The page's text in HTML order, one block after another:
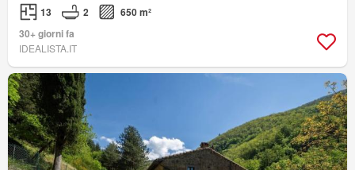
13 2
650 m²
30+ giorni fa
IDEALISTA.IT